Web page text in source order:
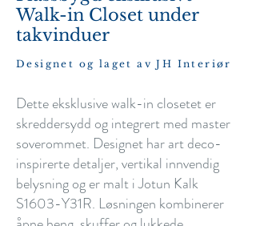
Walk-in Closet under
takvinduer
Designet og laget av JH Interiør
Dette eksklusive walk-in closetet er
skreddersydd og integrert med master
soverommet. Designet har art deco-
inspirerte detaljer, vertikal innvendig
belysning og er malt i Jotun Kalk
S1603-Y31R. Løsningen kombinerer